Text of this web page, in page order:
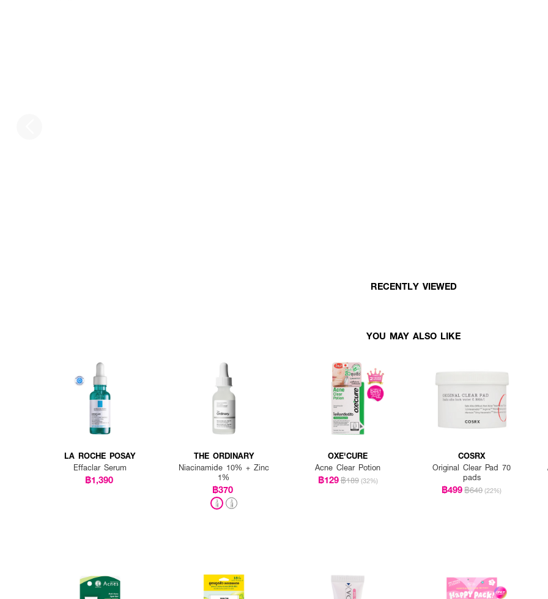
RECENTLY VIEWED
YOU MAY ALSO LIKE
LA ROCHE POSAY
Effaclar Serum
฿1,390
THE ORDINARY
Niacinamide 10% + Zinc
1%
฿370
OXE'CURE
Acne Clear Potion
฿129฿189 (32%)
COSRX
Original Clear Pad 70
pads
฿499฿640 (22%)